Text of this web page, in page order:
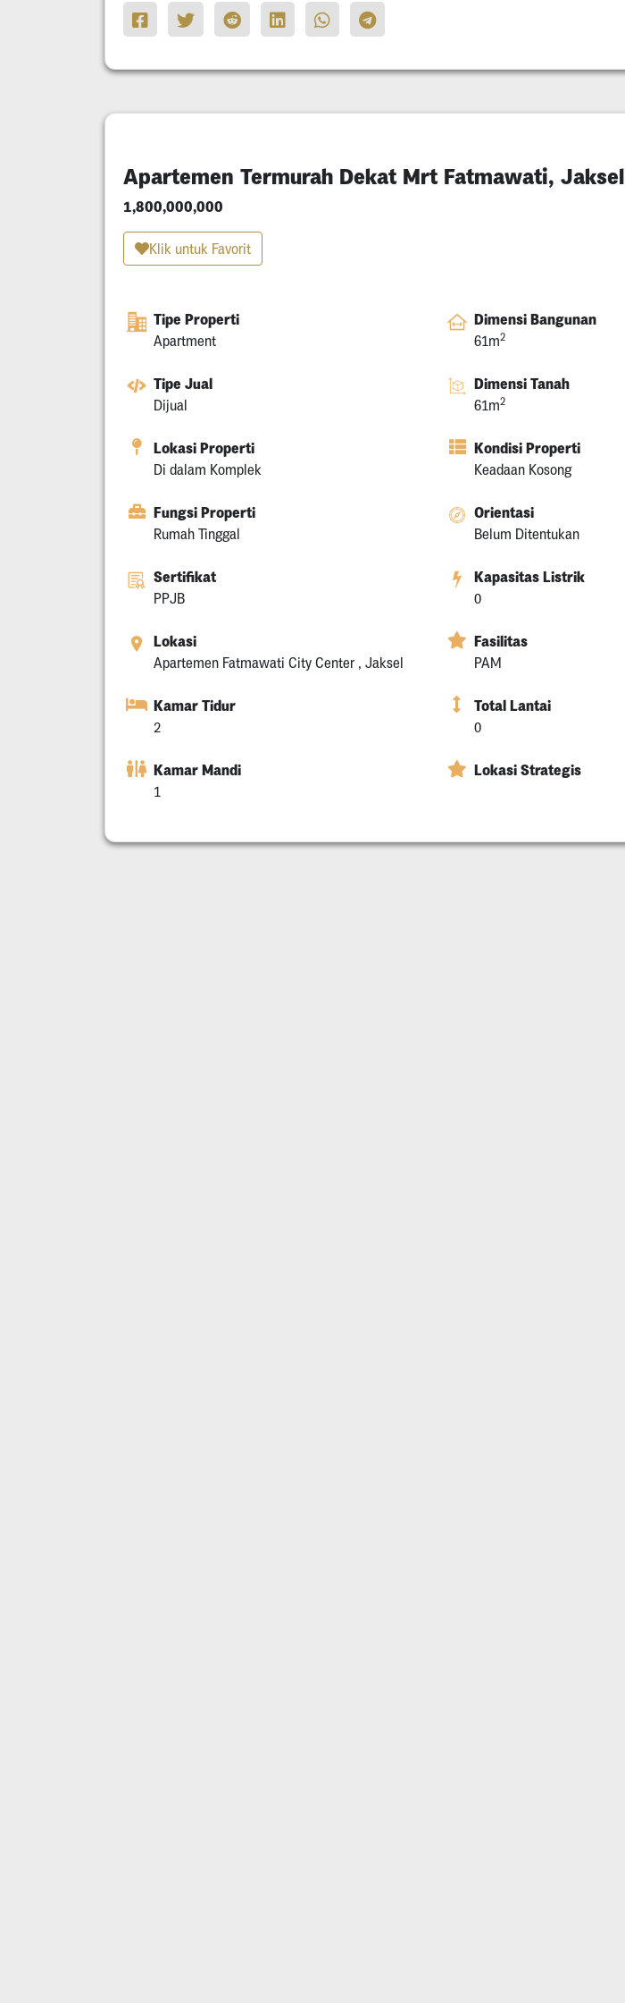
Apartemen Termurah Dekat Mrt Fatmawati, Jaksel
1,800,000,000
Klik untuk Favorit
Tipe Properti
Apartment
Dimensi Bangunan
61m2
Tipe Jual
Dijual
Dimensi Tanah
61m2
Lokasi Properti
Di dalam Komplek
Kondisi Properti
Keadaan Kosong
Fungsi Properti
Rumah Tinggal
Orientasi
Belum Ditentukan
Sertifikat
PPJB
Kapasitas Listrik
0
Lokasi
Apartemen Fatmawati City Center , Jaksel
Fasilitas
PAM
Kamar Tidur
2
Total Lantai
0
Kamar Mandi
1
Lokasi Strategis